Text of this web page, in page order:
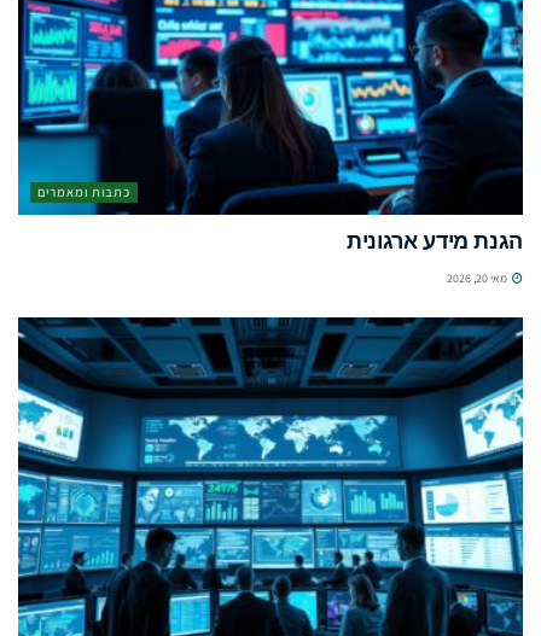
כתבות ומאמרים
הגנת מידע ארגונית
מאי 20, 2026